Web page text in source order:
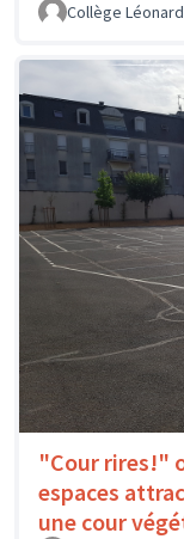
Collège
"Cour rires!"
espaces
une cour